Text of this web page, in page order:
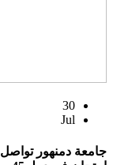
30
Jul
جامعة دمنهور